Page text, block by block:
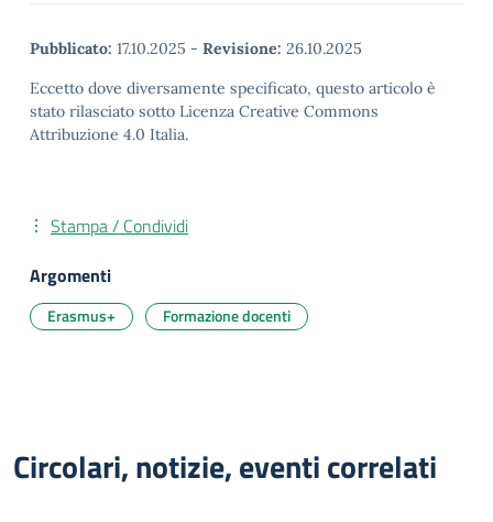
Pubblicato: 17.10.2025 - Revisione: 26.10.2025
Eccetto dove diversamente specificato, questo articolo è
stato rilasciato sotto Licenza Creative Commons
Attribuzione 4.0 Italia.
Stampa / Condividi
Argomenti
Erasmus+ Formazione docenti
Circolari, notizie, eventi correlati